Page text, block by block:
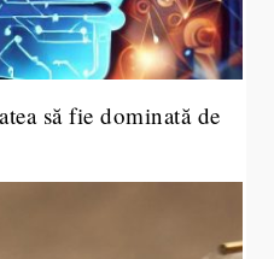
să fie dominată de